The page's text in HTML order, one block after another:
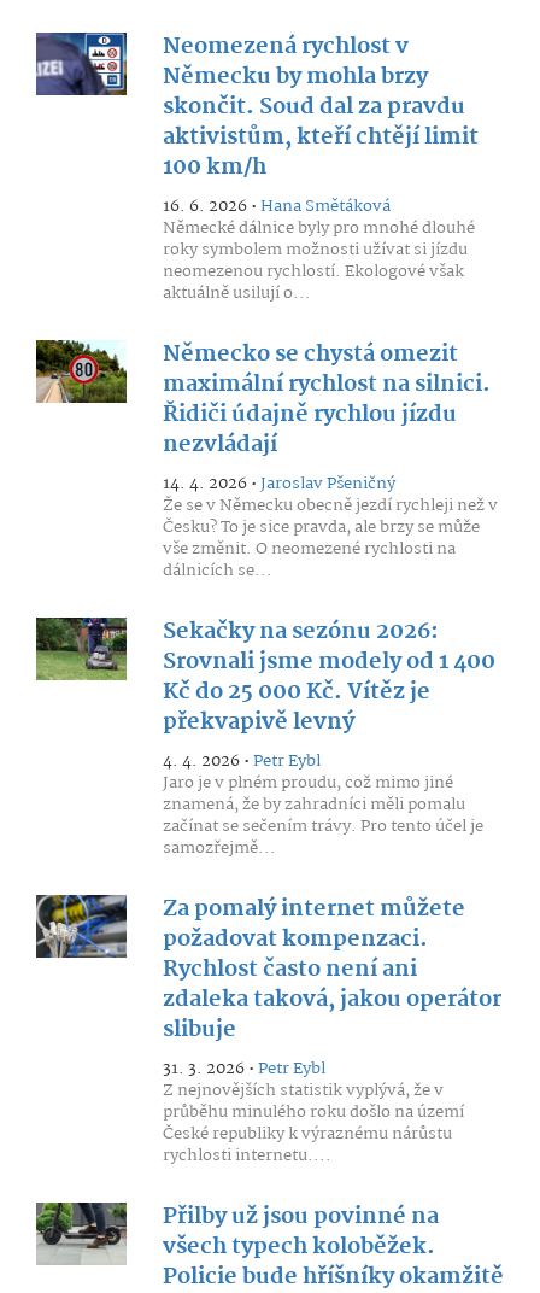
Neomezená rychlost v
Německu by mohla brzy
skončit. Soud dal za pravdu
aktivistům, kteří chtějí limit
100 km/h
16. 6. 2026 •Hana Smětáková
Německé dálnice byly pro mnohé dlouhé
roky symbolem možnosti užívat si jízdu
neomezenou rychlostí. Ekologové však
aktuálně usilují o...
Německo se chystá omezit
maximální rychlost na silnici.
Řidiči údajně rychlou jízdu
nezvládají
14. 4. 2026 •Jaroslav Pšeničný
Že se v Německu obecně jezdí rychleji než v
Česku? To je sice pravda, ale brzy se může
vše změnit. O neomezené rychlosti na
dálnicích se...
Sekačky na sezónu 2026:
Srovnali jsme modely od 1 400
Kč do 25 000 Kč. Vítěz je
překvapivě levný
4. 4. 2026 •Petr Eybl
Jaro je v plném proudu, což mimo jiné
znamená, že by zahradníci měli pomalu
začínat se sečením trávy. Pro tento účel je
samozřejmě...
Za pomalý internet můžete
požadovat kompenzaci.
Rychlost často není ani
zdaleka taková, jakou operátor
slibuje
31. 3. 2026 •Petr Eybl
Z nejnovějších statistik vyplývá, že v
průběhu minulého roku došlo na území
České republiky k výraznému nárůstu
rychlosti internetu....
Přilby už jsou povinné na
všech typech koloběžek.
Policie bude hříšníky okamžitě